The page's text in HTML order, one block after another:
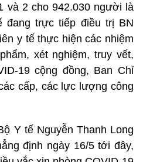
và 2 cho 942.030 người là
đang trực tiếp điều trị BN
y tế thực hiện các nhiệm
xét nghiệm, truy vết,
19 cộng đồng, Ban Chỉ
cấp, các lực lượng công
Y tế Nguyễn Thanh Long
định ngày 16/5 tới đây,